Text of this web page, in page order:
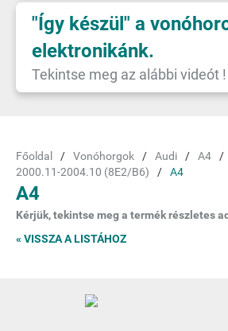
"Így készül" a
elektronikánk.
Tekintse meg az alábbi videót !
Főoldal Vonóhorgok Audi A4
2000.11-2004.10 (8E2/B6)
A4
A4
Kérjük, tekintse meg a termék részletes
« VISSZA A LISTÁHOZ